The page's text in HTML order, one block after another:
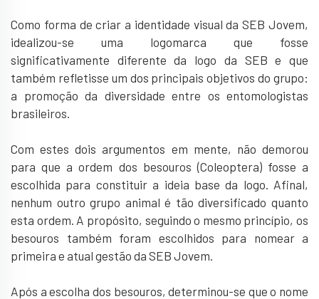
Como forma de criar a identidade visual da SEB Jovem,
idealizou-se uma logomarca que fosse
significativamente diferente da logo da SEB e que
também refletisse um dos principais objetivos do grupo:
a promoção da diversidade entre os entomologistas
brasileiros.
Com estes dois argumentos em mente, não demorou
para que a ordem dos besouros (Coleoptera) fosse a
escolhida para constituir a ideia base da logo. Afinal,
nenhum outro grupo animal é tão diversificado quanto
esta ordem. A propósito, seguindo o mesmo princípio, os
besouros também foram escolhidos para nomear a
primeira e atual gestão da SEB Jovem.
Após a escolha dos besouros, determinou-se que o nome